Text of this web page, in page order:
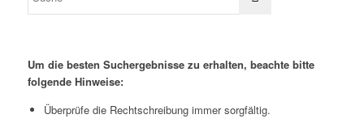
Um die besten Suchergebnisse zu erhalten, beachte bitte
folgende Hinweise:
Überprüfe die Rechtschreibung immer sorgfältig.